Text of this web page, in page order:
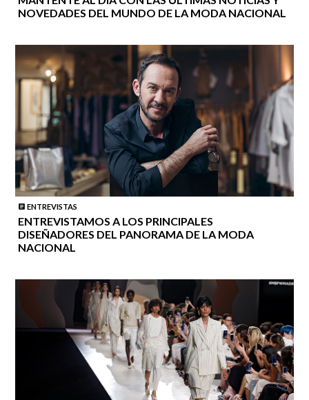
NOVEDADES DEL MUNDO DE LA MODA NACIONAL
ENTREVISTAS
ENTREVISTAMOS A LOS PRINCIPALES
DISEÑADORES DEL PANORAMA DE LA MODA
NACIONAL